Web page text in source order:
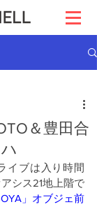
＆豊田合
イブは入り時間
シス21地上階で
」オブジェ前